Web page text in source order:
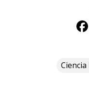
Ciencia